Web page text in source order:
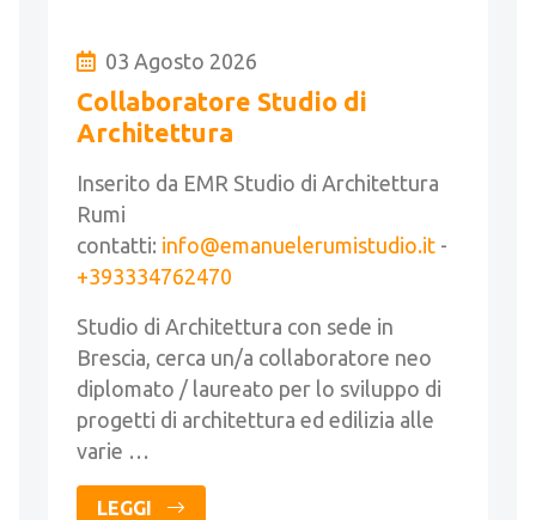
03 Agosto 2026
Collaboratore Studio di
Architettura
Inserito da EMR Studio di Architettura
Rumi
contatti: info@emanuelerumistudio.it -
+393334762470
Studio di Architettura con sede in
Brescia, cerca un/a collaboratore neo
diplomato / laureato per lo sviluppo di
progetti di architettura ed edilizia alle
varie …
LEGGI